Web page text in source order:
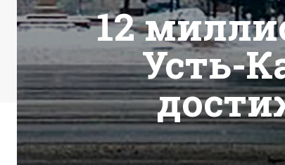
12
Усть-